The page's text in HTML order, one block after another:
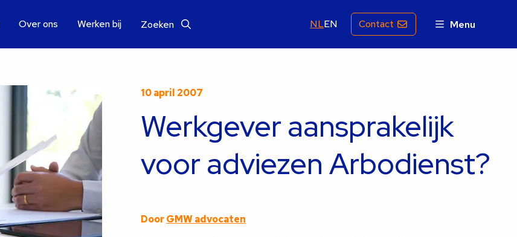
Over ons Werken bij Zoeken NLEN Contact Menu
10 april 2007
Werkgever aansprakelijk
voor adviezen Arbodienst?
DoorGMW advocaten